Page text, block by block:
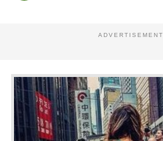
ADVERTISEMENT